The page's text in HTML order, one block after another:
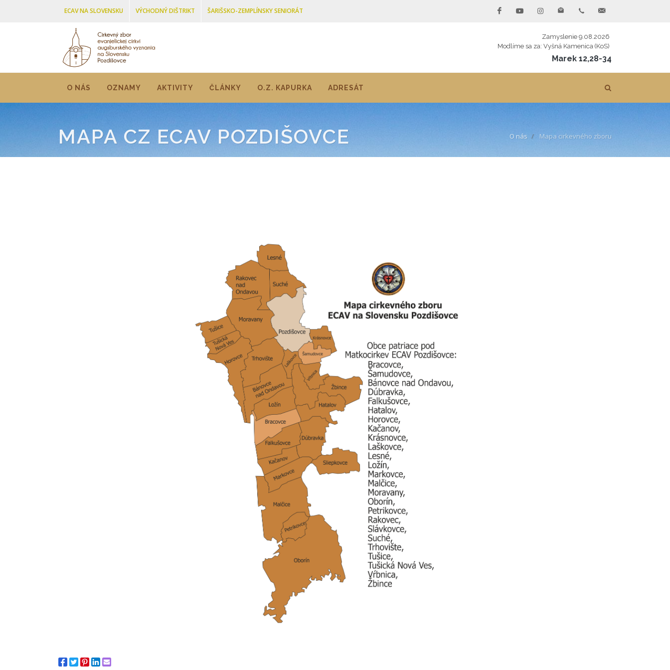
ECAV NA SLOVENSKU VÝCHODNÝ DIŠTRIKT ŠARIŠSKO-ZEMPLÍNSKY SENIORÁT
Zamyslenie 9.08.2026
Modlíme sa za: Vyšná Kamenica (KoS)
Marek 12,28-34
O NÁS OZNAMY AKTIVITY ČLÁNKY O.Z. KAPURKA ADRESÁT
MAPA CZ ECAV POZDIŠOVCE O nás Mapa cirkevného zboru